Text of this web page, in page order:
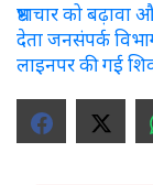
भ्रष्टाचार को
देता जनसंपर्क
लाइनपर की गई